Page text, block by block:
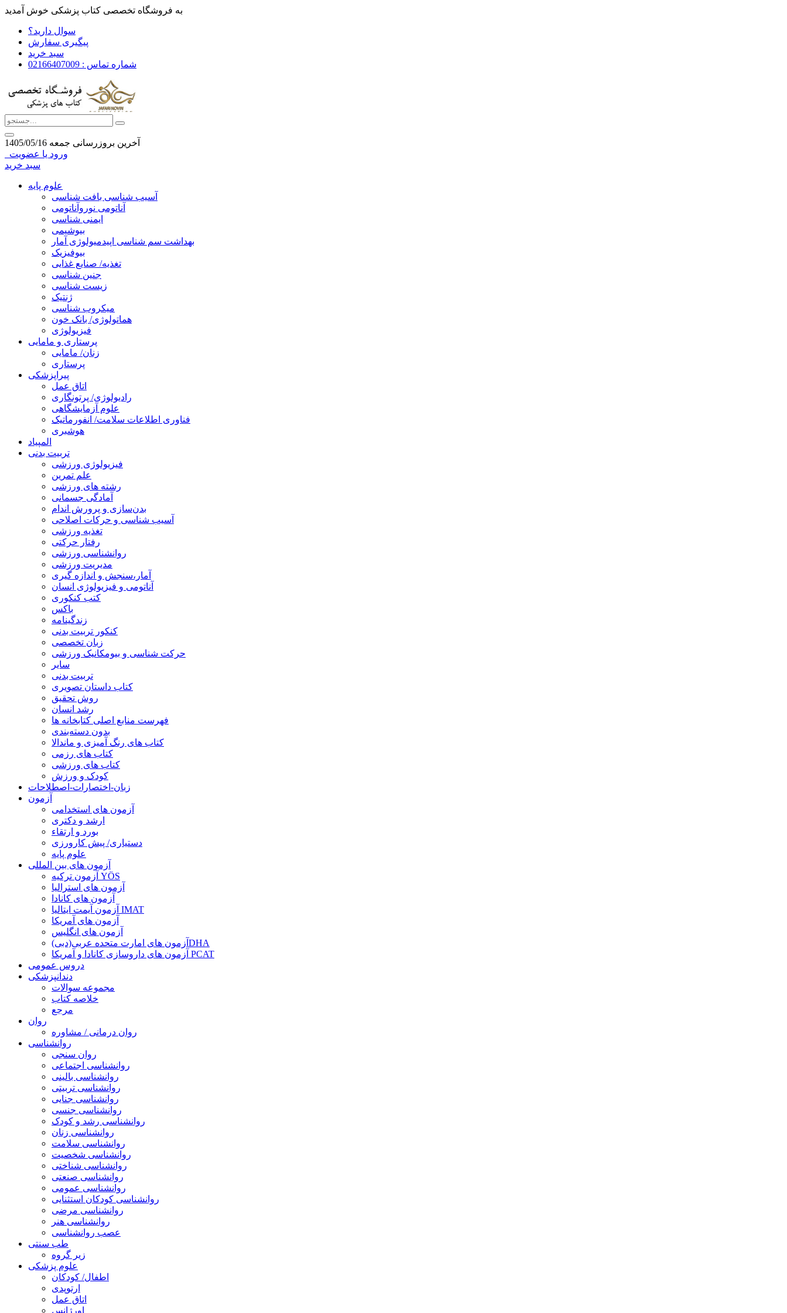
به فروشگاه تخصصی کتاب پزشکی خوش آمدید
سوال دارید؟
پیگیری سفارش
سبد خرید
شماره تماس : 02166407009
آخرین بروزرسانی جمعه 1405/05/16
ورود یا عضویت
سبد خرید
علوم پایه
آسیب شناسی بافت شناسی
آناتومی نوروآناتومی
ایمنی شناسی
بیوشیمی
بهداشت سم شناسی اپیدمیولوژی آمار
بیوفیزیک
تغذیه/ صنایع غذایی
جنین شناسی
زیست شناسی
ژنتیک
میکروب شناسی
هماتولوژی/ بانک خون
فیزیولوژی
پرستاری و مامایی
زنان/ مامایی
پرستاری
پیراپزشکی
اتاق عمل
رادیولوژی/ پرتونگاری
علوم آزمایشگاهی
فناوری اطلاعات سلامت/ انفورماتیک
هوشبری
المپیاد
تربیت بدنی
فیزیولوژی ورزشی
علم تمرین
رشته های ورزشی
آمادگی جسمانی
بدن‌سازی و پرورش اندام
آسیب شناسی و حرکات اصلاحی
تغذیه ورزشی
رفتار حرکتی
روانشناسی ورزشی
مدیریت ورزشی
آمار،سنجش و اندازه گیری
آناتومی و فیزیولوژی انسان
کتب کنکوری
باکس
زندگینامه
کنکور تربیت بدنی
زبان تخصصی
حرکت شناسی و بیومکانیک ورزشی
سایر
تربیت بدنی
کتاب داستان تصویری
روش تحقیق
رشد انسان
فهرست منابع اصلی کتابخانه ها
بدون دسته‌بندی
کتاب های رنگ آمیزی و ماندالا
کتاب های رزمی
کتاب های ورزشی
کودک و ورزش
زبان-اختصارات-اصطلاحات
آزمون
آزمون های استخدامی
ارشد و دکتری
بورد و ارتقاء
دستیاری/ پیش کارورزی
علوم پایه
آزمون های بین المللی
آزمون تركيه YÖS
آزمون های استرالیا
آزمون های کانادا
آزمون آیمت ایتالیا IMAT
آزمون های آمریکا
آزمون های انگلیس
آزمون های امارت متحده عربی(دبی)DHA
آزمون های داروسازی کانادا و آمریکا PCAT
دروس عمومی
دندانپزشکی
مجموعه سوالات
خلاصه کتاب
مرجع
روان
روان درمانی / مشاوره
روانشناسی
روان سنجی
روانشناسی اجتماعی
روانشناسی بالینی
روانشناسی تربیتی
روانشناسی جنایی
روانشناسی جنسی
روانشناسی رشد و کودک
روانشناسی زنان
روانشناسی سلامت
روانشناسی شخصیت
روانشناسی شناختی
روانشناسی صنعتی
روانشناسی عمومی
روانشناسی کودکان استثنایی
روانشناسی مرضی
روانشناسی هنر
عصب روانشناسی
طب سنتی
زیر گروه
علوم پزشکی
اطفال/ کودکان
ارتوپدی
اتاق عمل
اورژانس